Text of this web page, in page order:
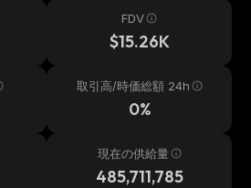
FDV
$15.26K
取引高/時価総額 24h
0%
現在の供給量
485,711,785